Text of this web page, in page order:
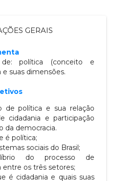
GERAIS
de: política (conceito e
e suas dimensões.
de política e sua relação
cidadania e participação
da democracia.
é política;
sociais do Brasil;
do processo de
entre os três setores;
é cidadania e quais suas